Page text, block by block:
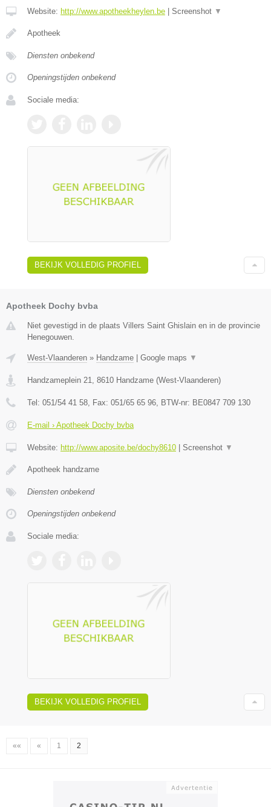
Website: http://www.apotheekheylen.be | Screenshot ▼
Apotheek
Diensten onbekend
Openingstijden onbekend
Sociale media:
BEKIJK VOLLEDIG PROFIEL
Apotheek Dochy bvba
Niet gevestigd in de plaats Villers Saint Ghislain en in de provincie
Henegouwen.
West-Vlaanderen » Handzame Google maps ▼
Handzameplein 21, 8610 Handzame (West-Vlaanderen)
Tel: 051/54 41 58, Fax: 051/65 65 96, BTW-nr: BE0847 709 130
E-mail › Apotheek Dochy bvba
Website: http://www.aposite.be/dochy8610 Screenshot ▼
Apotheek handzame
Diensten onbekend
Openingstijden onbekend
Sociale media:
BEKIJK VOLLEDIG PROFIEL
«« « 1 2